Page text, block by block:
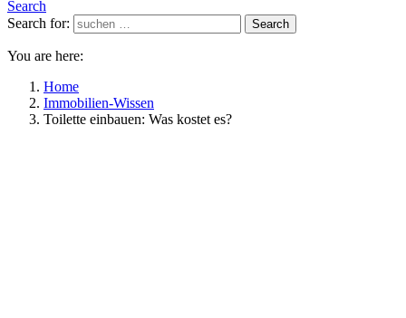
Search
Search for:
Search
You are here:
Home
Immobilien-Wissen
Toilette einbauen: Was kostet es?